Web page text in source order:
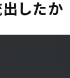
したか